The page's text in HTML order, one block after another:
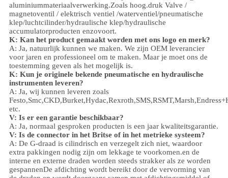
aluminiummateriaalverwerking.Zoals hoog.druk Valve /
magnetoventil / elektrisch ventiel /waterventiel/pneumatische
klep/luchtcilinder/hydraulische klep/hydraulische
accumulatorproducten enzovoort.
K: Kan het product gemaakt worden met ons logo en merk?
A: Ja, natuurlijk kunnen we maken. We zijn OEM leverancier
voor jaren en professioneel om te maken. Maar je moet ons de
toestemming geven als het mogelijk is.
K: Kun je originele bekende pneumatische en hydraulische
instrumenten leveren?
A: Ja, wij kunnen leveren zoals
etc.
V: Is er een garantie beschikbaar?
A: Ja, normaal gesproken producten is een jaar kwaliteitsgarantie.
V: Is de connector in het Britse of in het metrieke systeem?
A: De G-draad is cilindrisch en verzegelt zich niet, waardoor
extra pakkingen nodig zijn om lekkage te voorkomen.en de
interne en externe draden worden steeds strakker als ze worden
gespannenDe afdichting wordt bereikt door de vervorming van